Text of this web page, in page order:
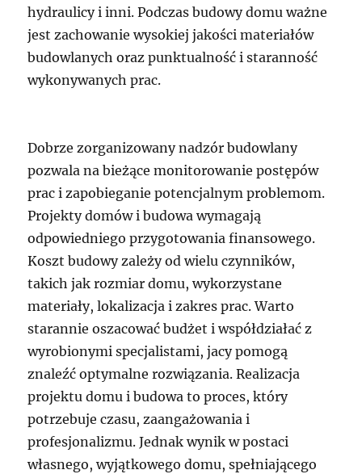
hydraulicy i inni. Podczas budowy domu ważne
jest zachowanie wysokiej jakości materiałów
budowlanych oraz punktualność i staranność
wykonywanych prac.
Dobrze zorganizowany nadzór budowlany
pozwala na bieżące monitorowanie postępów
prac i zapobieganie potencjalnym problemom.
Projekty domów i budowa wymagają
odpowiedniego przygotowania finansowego.
Koszt budowy zależy od wielu czynników,
takich jak rozmiar domu, wykorzystane
materiały, lokalizacja i zakres prac. Warto
starannie oszacować budżet i współdziałać z
wyrobionymi specjalistami, jacy pomogą
znaleźć optymalne rozwiązania. Realizacja
projektu domu i budowa to proces, który
potrzebuje czasu, zaangażowania i
profesjonalizmu. Jednak wynik w postaci
własnego, wyjątkowego domu, spełniającego